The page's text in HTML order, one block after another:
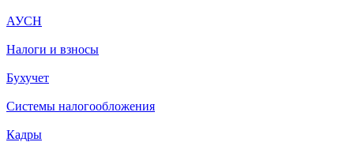
АУСН
Налоги и взносы
Бухучет
Системы налогообложения
Кадры